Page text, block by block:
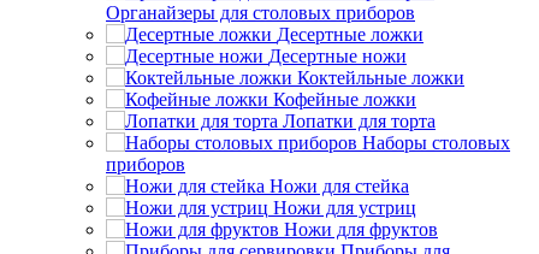
Органайзеры для столовых приборов
Десертные ложки
Десертные ножи
Коктейльные ложки
Кофейные ложки
Лопатки для торта
Наборы столовых
приборов
Ножи для стейка
Ножи для устриц
Ножи для фруктов